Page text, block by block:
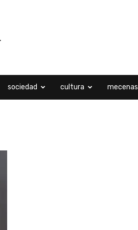
sociedad cultura mecenas